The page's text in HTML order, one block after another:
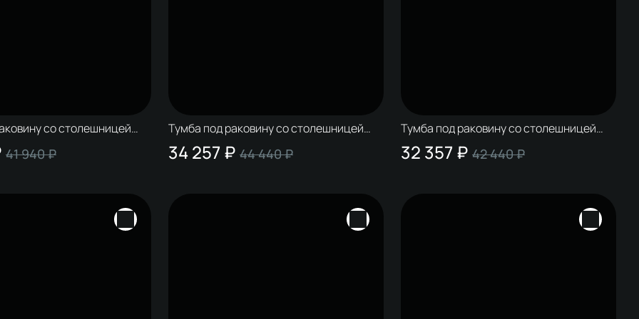
со столешницей
60 антрацит, матовая
41 940 ₽
Тумба под раковину со столешницей
STWORKI Колдинг 60 антрацит, матовая
белая
34 257 ₽ 44 440 ₽
Тумба под раковину со столешницей
STWORKI Колдинг 60 антрацит,
сатиновая белая
32 357 ₽ 42 440 ₽